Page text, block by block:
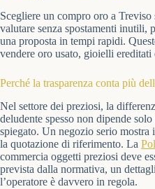
Scegliere un compro oro a
valutare senza spostamenti inutili,
una proposta in tempi rapidi.
vendere oro usato, gioielli
Perché la trasparenza conta più
Nel settore dei preziosi, la
deludente spesso non dipende
spiegato. Un negozio serio mostra
la quotazione di riferimento. La
commercia oggetti preziosi deve
prevista dalla normativa, un
l’operatore è davvero in regola.